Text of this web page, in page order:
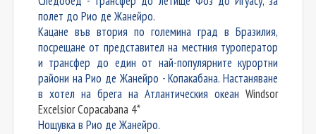
полет до Рио де Жанейро.
Кацане във втория по големина град в Бразилия,
посрещане от представител на местния туроператор
и трансфер до един от най-популярните курортни
райони на Рио де Жанейро - Копакабана. Настаняване
в хотел на брега на Атлантическия океанWindsor
Excelsior Copacabana 4*
Нощувка в Рио де Жанейро.